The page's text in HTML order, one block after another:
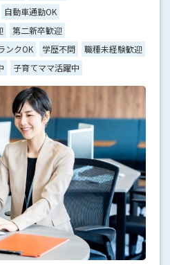
自動車通勤OK
第二新卒歓迎
ンクOK 学歴不問
職種未経験歓迎
子育てママ活躍中